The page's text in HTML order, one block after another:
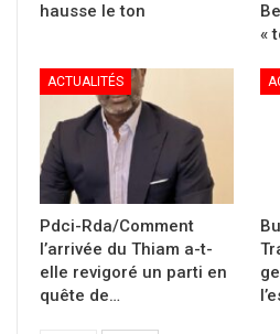
hausse le ton
«
ACTUALITÉS
Pdci-Rda/Comment
l’arrivée du Thiam a-t-
elle revigoré un parti en
quête de…